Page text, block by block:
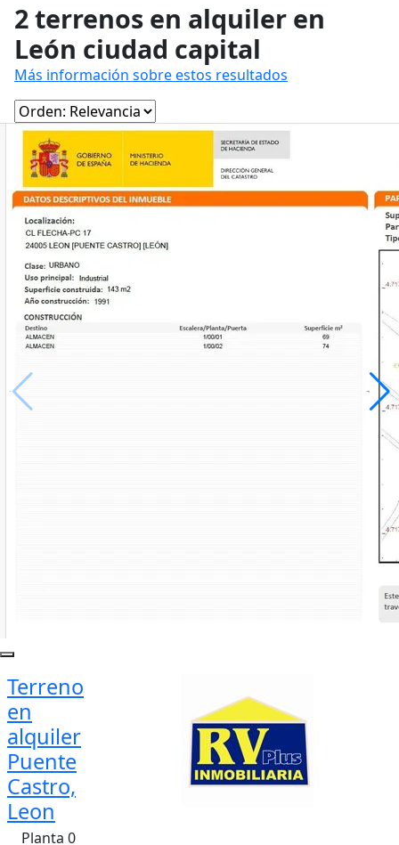
2 terrenos en alquiler en
León ciudad capital
Más información sobre estos resultados
Terreno
en
alquiler
Puente
Castro,
Leon
Planta 0